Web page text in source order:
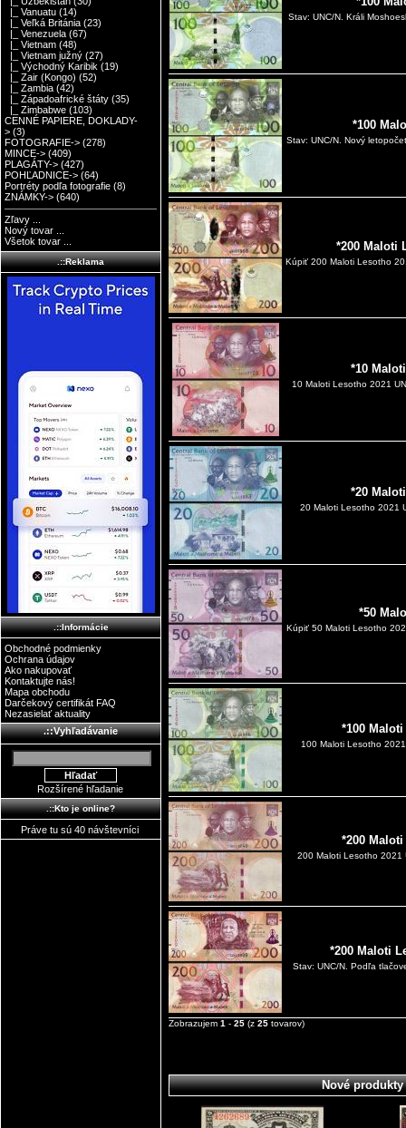
|_ Vanuatu (14)
|_ Veľká Británia (23)
|_ Venezuela (67)
|_ Vietnam (48)
|_ Vietnam južný (27)
|_ Východný Karibik (19)
|_ Zair (Kongo) (52)
|_ Zambia (42)
|_ Západoafrické štáty (35)
|_ Zimbabwe (103)
CENNÉ PAPIERE, DOKLADY-
> (3)
FOTOGRAFIE-> (278)
MINCE-> (409)
PLAGÁTY-> (427)
POHĽADNICE-> (64)
Portréty podľa fotografie (8)
ZNÁMKY-> (640)
Zľavy ...
Nový tovar ...
Všetok tovar ...
.::Reklama
.::Informácie
Obchodné podmienky
Ochrana údajov
Ako nakupovať
Kontaktujte nás!
Mapa obchodu
Darčekový certifikát FAQ
Nezasielať aktuality
.::Vyhľadávanie
Rozšírené hľadanie
.::Kto je online?
Práve tu sú 40 návštevníci
Stav: UNC/N. Králi
*100
Stav: UNC/N. Nový
*200 Maloti
Kúpiť 200 Maloti Lesotho
*10
10 Maloti Lesotho 2021
*20
20 Maloti Lesotho 2021
*50
Kúpiť 50 Maloti Lesotho
*100 Maloti
100 Maloti Lesotho
*200 Maloti
200 Maloti Lesotho 2021
*200 Maloti
Stav: UNC/N. Podľa
Zobrazujem 1 - 25 (z 25 tovarov)
Nové produkty